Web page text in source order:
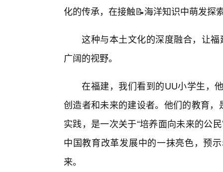
化的传承，在接触📝海洋知识中萌发探
这种与本土文化的深度融合，让
广阔的视野。
在福建，我们看到的UU小学生，
创造者和未来的建设者。他们的教育
实践，是一次关于“培养面向未来的公
中国教育改革发展中的一抹亮色，预
来。